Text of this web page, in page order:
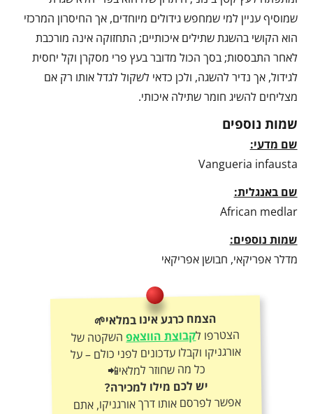
שמוסיף עניין למי שמחפש גידולים מיוחדים, אך החיסרון המרכזי
הוא הקושי בהשגת שתילים איכותיים; התחזוקה אינה מורכבת
לאחר התבססות; בסך הכול מדובר בעץ פרי מסקרן וקל יחסית
לגידול, אך נדיר להשגה, ולכן כדאי לשקול לגדל אותו רק אם
מצליחים להשיג חומר שתילה איכותי.
שמות נוספים
שם מדעי:
Vangueria infausta
שם באנגלית:
African medlar
שמות נוספים:
מדלר אפריקאי, חבושן אפריקאי
הצמח כרגע אינו במלאי🌱
הצטרפו לקבוצת הווצאפהשקטה של
אורגניקו וקבלו עדכונים לפני כולם – על
כל מה שחוזר למלאי📲
יש לכם מילו למכירה?
אפשר לפרסם אותו דרך אורגניקו, אתם
קובעים את המחיר ואנחנו נעזור בפרסום